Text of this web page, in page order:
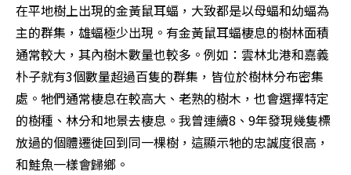
在平地樹上出現的金黃鼠耳蝠，大致都是以母蝠和幼蝠為
主的群集，雄蝠極少出現。有金黃鼠耳蝠棲息的樹林面積
通常較大，其內樹木數量也較多。例如：雲林北港和嘉義
朴子就有3個數量超過百隻的群集，皆位於樹林分布密集
處。牠們通常棲息在較高大、老熟的樹木，也會選擇特定
的樹種、林分和地景去棲息。我曾連續8、9年發現幾隻標
放過的個體遷徙回到同一棵樹，這顯示牠的忠誠度很高，
和鮭魚一樣會歸鄉。